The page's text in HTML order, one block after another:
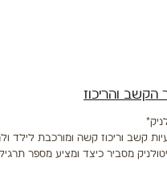
הקשב והריכוז
קשב וריכוז קשה ומורכבת לילד
מסביר כיצד ומציע מספר